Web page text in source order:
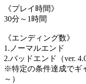
《プレイ時間》
30分～1時間
《エンディング数》
1.ノーマルエンド
2.バッドエンド（ver.
※特定の条件達成でギ
～）